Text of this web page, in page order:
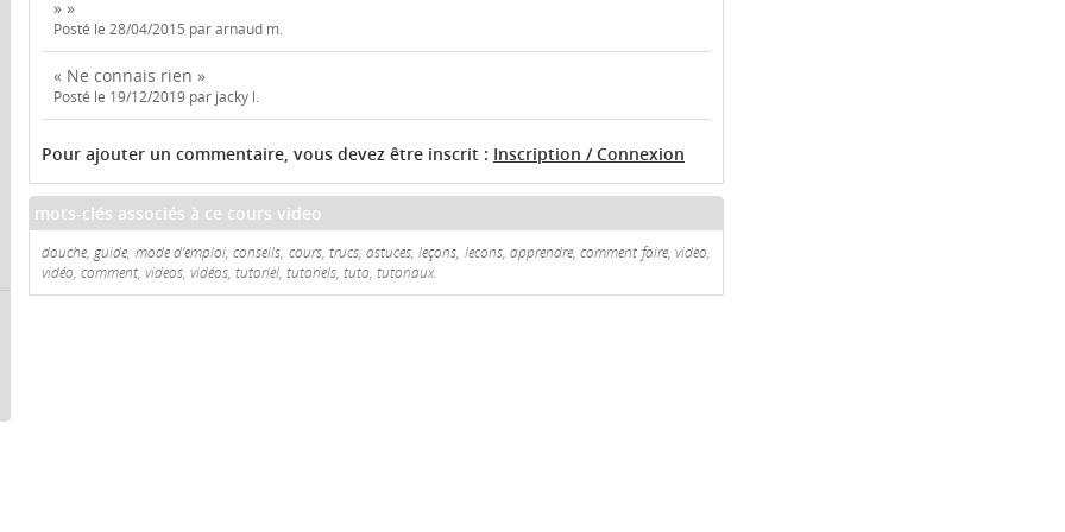
» »
Posté le 28/04/2015 par arnaud m.
« Ne connais rien »
Posté le 19/12/2019 par jacky l.
Pour ajouter un commentaire, vous devez être inscrit : Inscription / Connexion
mots-clés associés à ce cours video
douche, guide, mode d'emploi, conseils, cours, trucs, astuces, leçons, lecons, apprendre, comment faire, video,
vidéo, comment, videos, vidéos, tutoriel, tutoriels, tuto, tutoriaux.